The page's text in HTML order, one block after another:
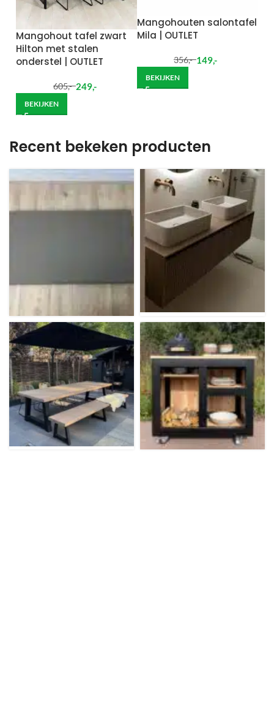
Mangohout tafel zwart
Hilton met stalen
onderstel | OUTLET
605,- 249,-
BEKIJKEN
Mangohouten salontafel
Mila | OUTLET
356,- 149,-
BEKIJKEN
Recent bekeken producten